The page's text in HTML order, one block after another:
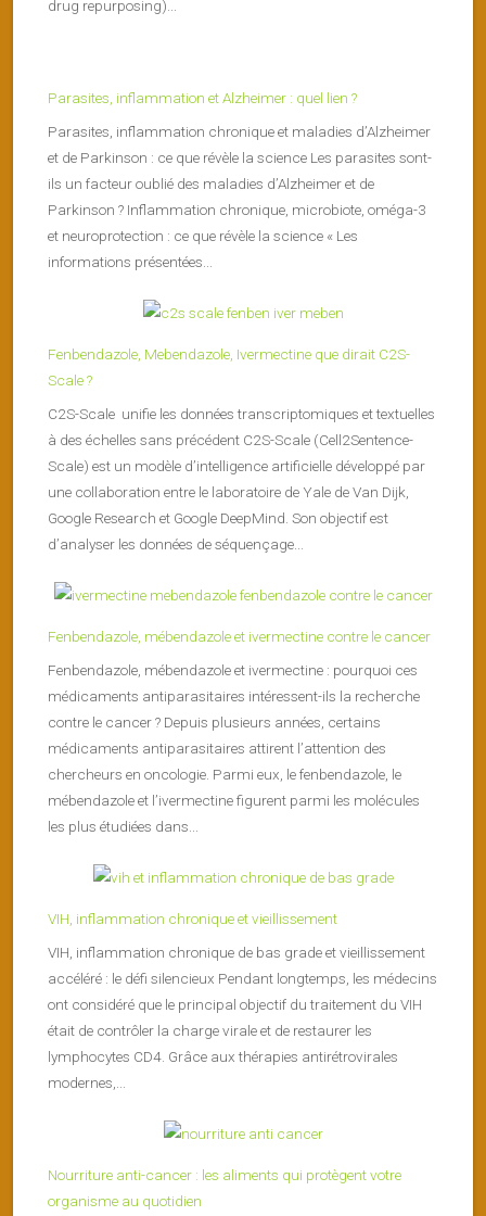
drug repurposing)...
Parasites, inflammation et Alzheimer : quel lien ?
Parasites, inflammation chronique et maladies d’Alzheimer
et de Parkinson : ce que révèle la science Les parasites sont-
ils un facteur oublié des maladies d’Alzheimer et de
Parkinson ? Inflammation chronique, microbiote, oméga-3
et neuroprotection : ce que révèle la science « Les
informations présentées...
Fenbendazole, Mebendazole, Ivermectine que dirait C2S-
Scale ?
C2S-Scale unifie les données transcriptomiques et textuelles
à des échelles sans précédent C2S-Scale (Cell2Sentence-
Scale) est un modèle d’intelligence artificielle développé par
une collaboration entre le laboratoire de Yale de Van Dijk,
Google Research et Google DeepMind. Son objectif est
d’analyser les données de séquençage...
Fenbendazole, mébendazole et ivermectine contre le cancer
Fenbendazole, mébendazole et ivermectine : pourquoi ces
médicaments antiparasitaires intéressent-ils la recherche
contre le cancer ? Depuis plusieurs années, certains
médicaments antiparasitaires attirent l’attention des
chercheurs en oncologie. Parmi eux, le fenbendazole, le
mébendazole et l’ivermectine figurent parmi les molécules
les plus étudiées dans...
VIH, inflammation chronique et vieillissement
VIH, inflammation chronique de bas grade et vieillissement
accéléré : le défi silencieux Pendant longtemps, les médecins
ont considéré que le principal objectif du traitement du VIH
était de contrôler la charge virale et de restaurer les
lymphocytes CD4. Grâce aux thérapies antirétrovirales
modernes,...
Nourriture anti-cancer : les aliments qui protègent votre
organisme au quotidien